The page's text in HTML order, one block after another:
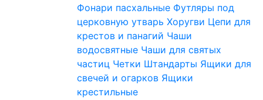
Фонари пасхальные Футляры под
церковную утварь Хоругви Цепи для
крестов и панагий Чаши
водосвятные Чаши для святых
частиц Четки Штандарты Ящики для
свечей и огарков Ящики
крестильные